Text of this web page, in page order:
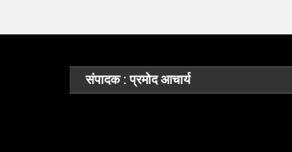
संपादक : प्रमोद आचार्य